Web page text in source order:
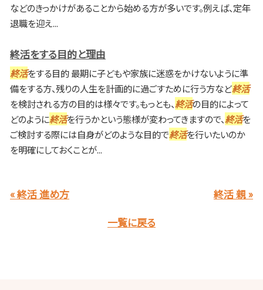
などのきっかけがあることから始める方が多いです。例えば、定年
退職を迎え...
終活をする目的と理由
終活をする目的 最期に子どもや家族に迷惑をかけないように準
備をする方、残りの人生を計画的に過ごすために行う方など終活
を検討される方の目的は様々です。もっとも、終活の目的によって
どのように終活を行うかという態様が変わってきますので、終活を
ご検討する際には自身がどのような目的で終活を行いたいのか
を明確にしておくことが...
« 終活 進め方
終活 親 »
一覧に戻る